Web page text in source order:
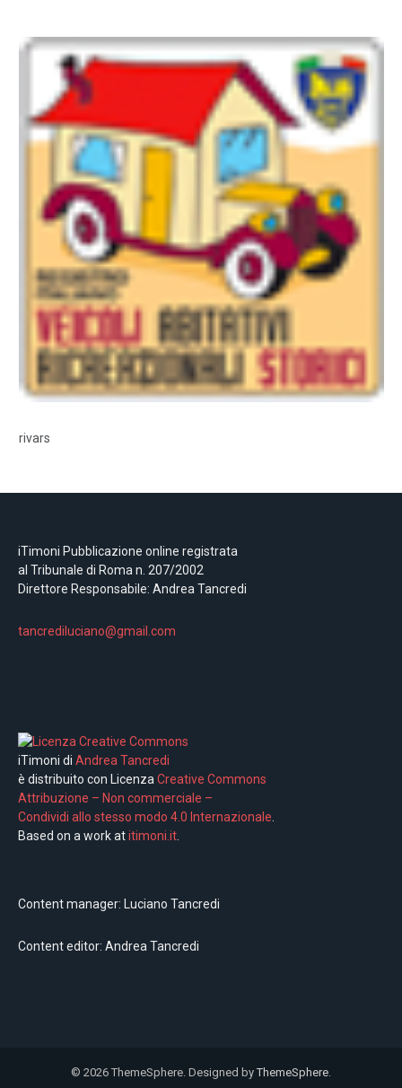
rivars
iTimoni Pubblicazione online registrata
al Tribunale di Roma n. 207/2002
Direttore Responsabile: Andrea Tancredi
tancrediluciano@gmail.com
iTimoni di Andrea Tancredi
è distribuito con LicenzaCreative Commons
Attribuzione – Non commerciale –
Condividi allo stesso modo 4.0 Internazionale.
Based on a work atitimoni.it.
Content manager: Luciano Tancredi
Content editor: Andrea Tancredi
© 2026 ThemeSphere. Designed byThemeSphere.